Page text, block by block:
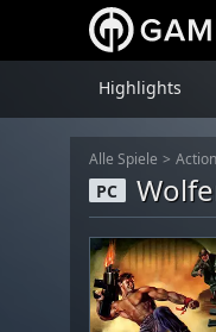
Highlights
Alle Spiele Action
PC